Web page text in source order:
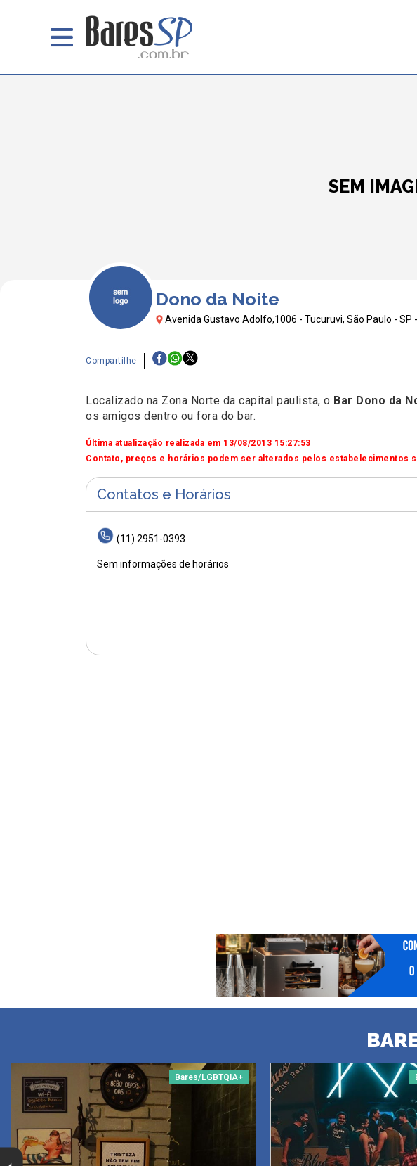
SEM
Dono da Noite
Avenida Gustavo Adolfo,1006 - Tucuruvi, São Paulo - SP
Compartilhe
Localizado na Zona Norte da capital paulista, o Bar Dono da
os amigos dentro ou fora do bar.
Última atualização realizada em 13/08/2013 15:27:53
Contato, preços e horários podem ser alterados pelos estabelecimentos
Contatos e Horários
(11) 2951-0393
Sem informações de horários
Bares/LGBTQIA+